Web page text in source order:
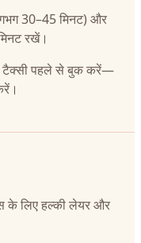
30–45 मिनट) और
रखें।
टैक्सी पहले से बुक करें—
के लिए हल्की लेयर और